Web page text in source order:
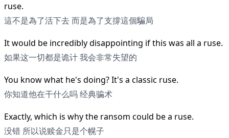
ruse.
這不是為了活下去 而是為了支撐這個騙局
It would be incredibly disappointing if this was all a ruse.
如果这一切都是诡计 我会非常失望的
You know what he's doing? It's a classic ruse.
你知道他在干什么吗 经典骗术
Exactly, which is why the ransom could be a ruse.
没错 所以说赎金只是个幌子